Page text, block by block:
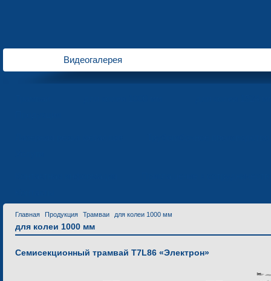
Видеогалерея
Главная Продукция Трамваи для колеи 1000 мм
для колеи 1000 мм
Семиcекционный трамвай T7L86 «Электрон»